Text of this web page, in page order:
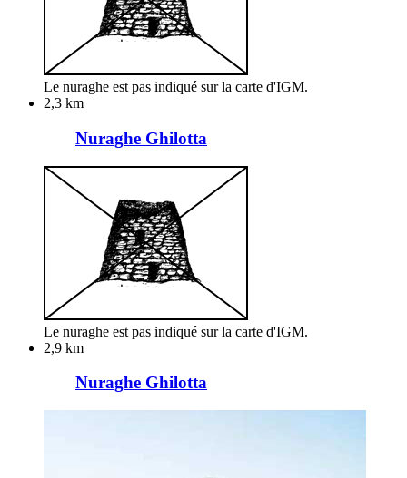
Le nuraghe est pas indiqué sur la carte d'IGM.
2,3 km
Nuraghe Ghilotta
Le nuraghe est pas indiqué sur la carte d'IGM.
2,9 km
Nuraghe Ghilotta